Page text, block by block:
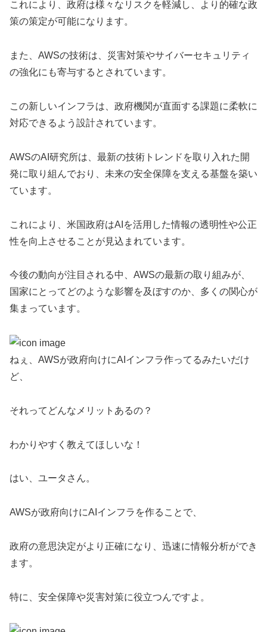
これにより、政府は様々なリスクを軽減し、より的確な政
策の策定が可能になります。
また、AWSの技術は、災害対策やサイバーセキュリティ
の強化にも寄与するとされています。
この新しいインフラは、政府機関が直面する課題に柔軟に
対応できるよう設計されています。
AWSのAI研究所は、最新の技術トレンドを取り入れた開
発に取り組んでおり、未来の安全保障を支える基盤を築い
ています。
これにより、米国政府はAIを活用した情報の透明性や公正
性を向上させることが見込まれています。
今後の動向が注目される中、AWSの最新の取り組みが、
国家にとってどのような影響を及ぼすのか、多くの関心が
集まっています。
ねぇ、AWSが政府向けにAIインフラ作ってるみたいだけ
ど、
それってどんなメリットあるの？
わかりやすく教えてほしいな！
はい、ユータさん。
AWSが政府向けにAIインフラを作ることで、
政府の意思決定がより正確になり、迅速に情報分析ができ
ます。
特に、安全保障や災害対策に役立つんですよ。